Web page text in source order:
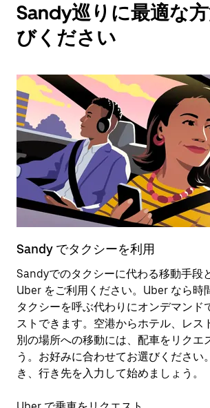
Sandy巡りに最適な
びください
Sandy でタクシーを利用
Sandyでのタクシーに代わる移動手段
Uber をご利用ください。Uber なら時
タクシーを呼ぶ代わりにオンデマンド
ストできます。空港からホテル、レス
別の場所への移動には、配車をリクエ
う。お好みに合わせてお選びください
き、行き先を入力して始めましょう。